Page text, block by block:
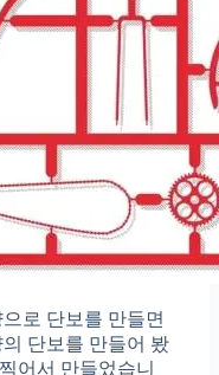
로 단보를 만들면
단보를 만들어 봤
어서 만들었습니